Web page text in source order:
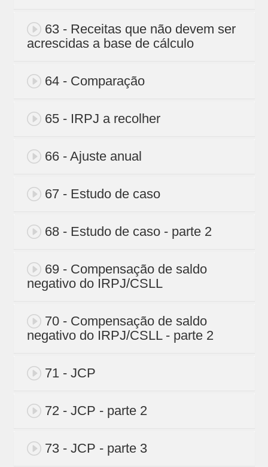
63 - Receitas que não devem ser
acrescidas a base de cálculo
64 - Comparação
65 - IRPJ a recolher
66 - Ajuste anual
67 - Estudo de caso
68 - Estudo de caso - parte 2
69 - Compensação de saldo
negativo do IRPJ/CSLL
70 - Compensação de saldo
negativo do IRPJ/CSLL - parte 2
71 - JCP
72 - JCP - parte 2
73 - JCP - parte 3